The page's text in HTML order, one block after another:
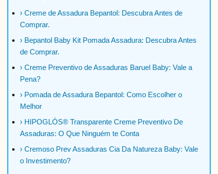
› Creme de Assadura Bepantol: Descubra Antes de
Comprar.
› Bepantol Baby Kit Pomada Assadura: Descubra Antes
de Comprar.
› Creme Preventivo de Assaduras Baruel Baby: Vale a
Pena?
› Pomada de Assadura Bepantol: Como Escolher o
Melhor
› HIPOGLÓS® Transparente Creme Preventivo De
Assaduras: O Que Ninguém te Conta
› Cremoso Prev Assaduras Cia Da Natureza Baby: Vale
o Investimento?